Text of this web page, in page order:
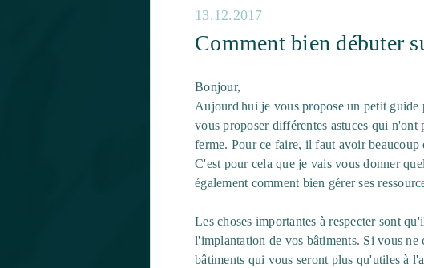
13.12.2017
Comment bien débuter
Bonjour,
Aujourd'hui je vous propose un petit guide
vous proposer différentes astuces qui n'ont
ferme. Pour ce faire, il faut avoir beaucoup
C'est pour cela que je vais vous donner
également comment bien gérer ses
Les choses importantes à respecter sont
l'implantation de vos bâtiments. Si vous ne
bâtiments qui vous seront plus qu'utiles à